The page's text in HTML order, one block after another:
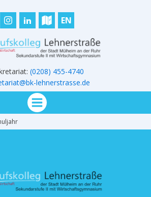
EN
(0208) 455-4740
lehnerstrasse.de